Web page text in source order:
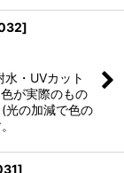
]
・UVカット
が実際のもの
光の加減で色の
]